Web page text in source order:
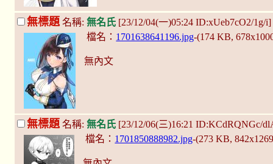
無標題 名稱: 無名氏 [23/12/04(一)05:24 ID:xUeb7cO2/1g/i]
檔名： 1701638641196.jpg-(174 KB,
無內文
無標題 名稱: 無名氏 [23/12/06(三)16:21 ID:KCdRQNGc/
檔名： 1701850888982.jpg-(273 KB,